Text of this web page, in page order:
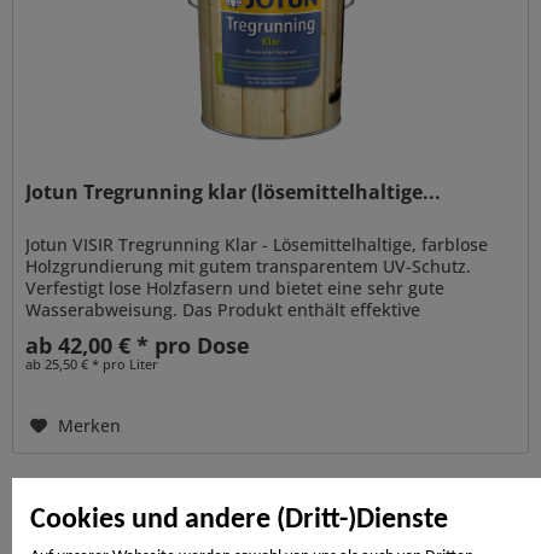
Cookies und andere (Dritt-)Dienste
Jotun Tregrunning klar (lösemittelhaltige...
Jotun VISIR Tregrunning Klar - Lösemittelhaltige, farblose
Holzgrundierung mit gutem transparentem UV-Schutz.
Verfestigt lose Holzfasern und bietet eine sehr gute
Wasserabweisung. Das Produkt enthält effektive
Filmkonservierungsmittel um...
ab 42,00 € * pro Dose
ab 25,50 € * pro Liter
Merken